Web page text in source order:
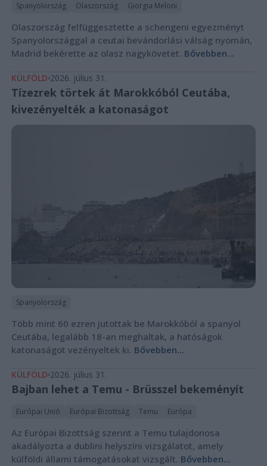
Spanyolország Olaszország Giorgia Meloni
Olaszország felfüggesztette a schengeni egyezményt
Spanyolországgal a ceutai bevándorlási válság nyomán,
Madrid bekérette az olasz nagykövetet. Bővebben...
KÜLFÖLD 2026. július 31.
Tízezrek törtek át Marokkóból Ceutába,
kivezényelték a katonaságot
Spanyolország
Több mint 60 ezren jutottak be Marokkóból a spanyol
Ceutába, legalább 18-an meghaltak, a hatóságok
katonaságot vezényeltek ki. Bővebben...
KÜLFÖLD 2026. július 31.
Bajban lehet a Temu - Brüsszel bekeményít
Európai Unió Európai Bizottság Temu Európa
Az Európai Bizottság szerint a Temu tulajdonosa
akadályozta a dublini helyszíni vizsgálatot, amely
külföldi állami támogatásokat vizsgált. Bővebben...